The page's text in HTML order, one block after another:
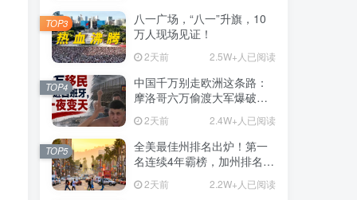
八一广场，“八一”升旗，10
万人现场见证！
2天前 2.5W+人已阅读
TOP3
中国千万别走欧洲这条路：
摩洛哥六万偷渡大军爆破西
2天前 2.4W+人已阅读
TOP4
全美最佳州排名出炉！第一
名连续4年霸榜，加州排名让
2天前 2.2W+人已阅读
TOP5